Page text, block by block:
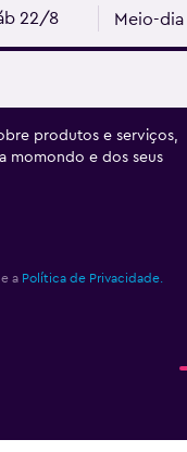
22/8 Meio-dia
produtos e serviços,
momondo e dos seus
a Política de Privacidade.